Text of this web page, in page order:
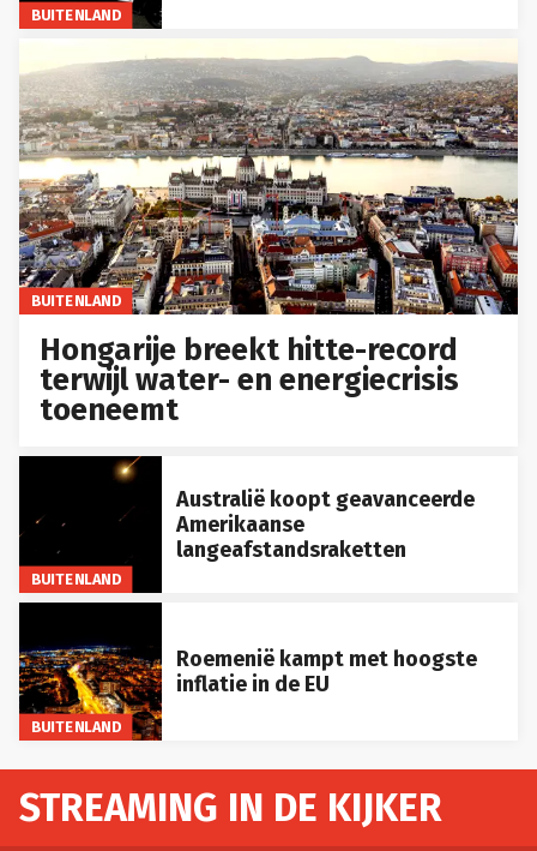
BUITENLAND
BUITENLAND
Hongarije breekt hitte-record
terwijl water- en energiecrisis
toeneemt
BUITENLAND
Australië koopt geavanceerde
Amerikaanse
langeafstandsraketten
BUITENLAND
Roemenië kampt met hoogste
inflatie in de EU
STREAMING IN DE KIJKER